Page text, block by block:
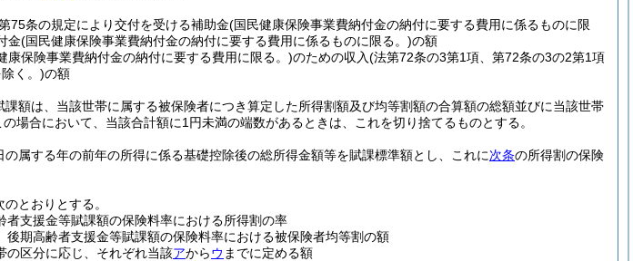
75条の規定により交付を受ける補助金(国民健康保険事業費納付金の納付に要する費用に係るものに限
金(国民健康保険事業費納付金の納付に要する費用に係るものに限る。)の額
康保険事業費納付金の納付に要する費用に限る。)のための収入(法第72条の3第1項、第72条の3の2第1項
く。)の額
額は、当該世帯に属する被保険者につき算定した所得割額及び均等割額の合算額の総額並びに当該世帯
の場合において、当該合計額に1円未満の端数があるときは、これを切り捨てるものとする。
属する年の前年の所得に係る基礎控除後の総所得金額等を賦課標準額とし、これに次条の所得割の保険
とおりとする。
支援金等賦課額の保険料率における所得割の率
期高齢者支援金等賦課額の保険料率における被保険者均等割の額
の区分に応じ、それぞれ当該アからウ までに定める額